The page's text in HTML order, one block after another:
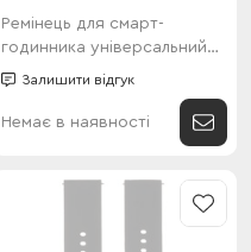
Ремінець для смарт-
годинника універсальний
Thick style (22мм) Teal blue
Залишити відгук
Немає в наявності